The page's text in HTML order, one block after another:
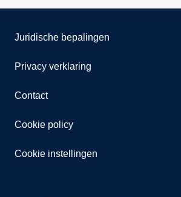
Juridische bepalingen
Privacy verklaring
Contact
Cookie policy
Cookie instellingen